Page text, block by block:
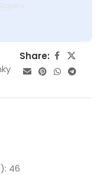
Share:
46